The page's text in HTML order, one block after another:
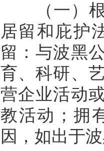
（一）根
居留和庇护
留：与波黑
育、科研、
营企业活动
教活动；拥
因，如出于